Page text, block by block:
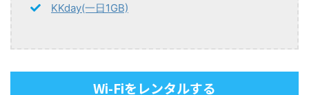
KKday(一日1GB)
Wi-Fiをレンタルする